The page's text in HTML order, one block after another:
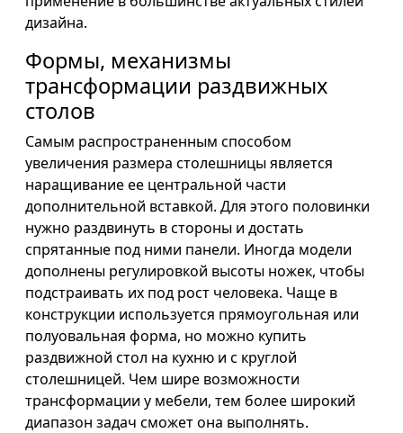
дизайна.
Формы, механизмы
трансформации раздвижных
столов
Самым распространенным способом
увеличения размера столешницы является
наращивание ее центральной части
дополнительной вставкой. Для этого половинки
нужно раздвинуть в стороны и достать
спрятанные под ними панели. Иногда модели
дополнены регулировкой высоты ножек, чтобы
подстраивать их под рост человека. Чаще в
конструкции используется прямоугольная или
полуовальная форма, но можно купить
раздвижной стол на кухню и с круглой
столешницей. Чем шире возможности
трансформации у мебели, тем более широкий
диапазон задач сможет она выполнять.